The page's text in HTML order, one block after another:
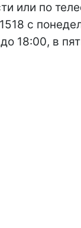
или по
с
18:00, в